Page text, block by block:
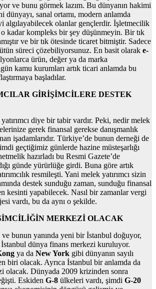
ve bunu görmek lazım. Bu dünyanın hakimi
dünyayı, sanal ortamı, modern anlamda
algılayabilecek olanlar gençlerdir. İşletmecilik
kadar kompleks bir şey düşünmeyin. Bir tık
ve bir tık ötesinde ticaret bitmiştir. Sadece
süreci çözebiliyorsunuz. En basit olarak e-
ürün, değer ya da marka
kamu kurumları artık ticari anlamda bu
başladılar.
GİRİŞİMCİLERE DESTEK
diye bir tabir vardır. Peki, nedir melek
gerek finansal gerekse danışmanlık
işadamlarıdır. Türkiye’de bunun derneği de
geçtiğimiz günlerde hazine müsteşarlığı
hazırladı bu Resmi Gazete’de
günde yürürlüğe girdi. Buna göre artık
resmileşti. Yani melek yatırımcı sizin
destek sunduğu zaman, sunduğu finansal
kesinti yapabilecek. Nasıl bir zamanlar vergi
vardı, bu da aynı o şekilde.
MERKEZİ OLACAK
bunun yanında yeni bir İstanbul doğuyor,
dünya finans merkezi kuruluyor.
ya da New York gibi dünyanın sayılı
biri olacak. Ayrıca İstanbul bir anlamda da
olacak. Dünyada 2009 krizinden sonra
Eskiden G-8 ülkeleri vardı, şimdi G-20